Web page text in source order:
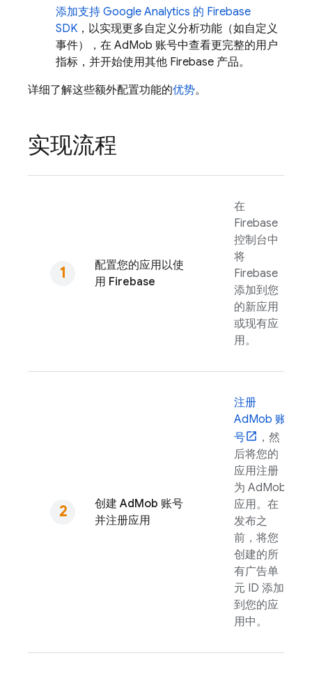
添加支持 Google Analytics 的 Firebase
SDK ，以实现更多自定义分析功能（如自定义
事件），在 AdMob 账号中查看更完整的用户
指标，并开始使用其他 Firebase 产品。
详细了解这些额外配置功能的优势。
实现流程
配置您的应用以使
用 Firebase
在
Firebase
控制台中
将
Firebase
添加到您
的新应用
或现有应
用。
创建 AdMob 账号
并注册应用
注册
AdMob 账
号
，然
后将您的
应用注册
为 AdMob
应用。在
发布之
前，将您
创建的所
有广告单
元 ID 添加
到您的应
用中。